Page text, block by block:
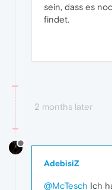
sein, dass es
findet.
2 months later
AdebisiZ
@McTesch Ich